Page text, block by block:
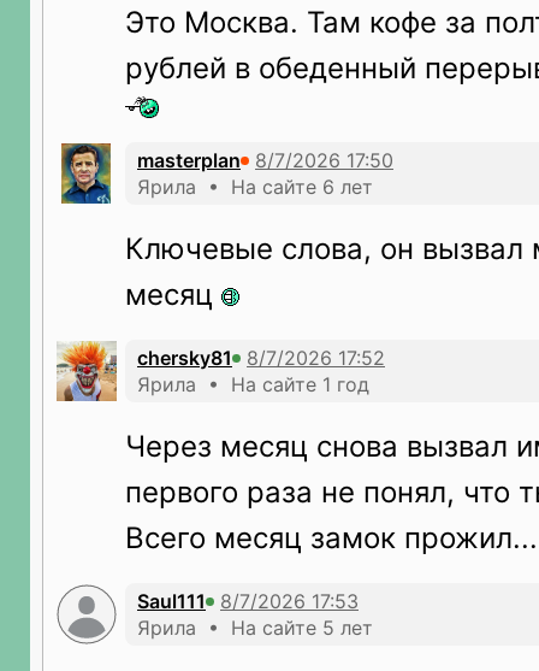
Это Москва. Там кофе за
рублей в обеденный
masterplan
Ярила • На сайте 6 лет
Ключевые слова, он вызвал
месяц
chersky81
Ярила • На сайте 1 год
Через месяц снова вызвал
первого раза не понял, что
Всего месяц замок прожил...
Saul111
Ярила • На сайте 5 лет